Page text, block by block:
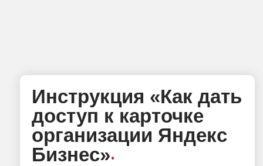
Инструкция «‎Как дать
доступ к карточке
организации Яндекс
Бизнес».